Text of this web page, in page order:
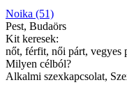
Noika (51)
Pest, Budaörs
Kit keresek:
nőt, férfit, női párt, vegyes
Milyen célból?
Alkalmi szexkapcsolat,